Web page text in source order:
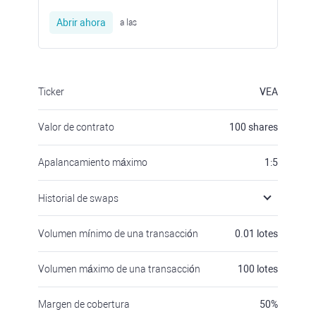
Abrir ahora a las
Ticker VEA
Valor de contrato 100 shares
Apalancamiento máximo 1:5
Historial de swaps
Volumen mínimo de una transacción 0.01 lotes
Volumen máximo de una transacción 100 lotes
Margen de cobertura 50%